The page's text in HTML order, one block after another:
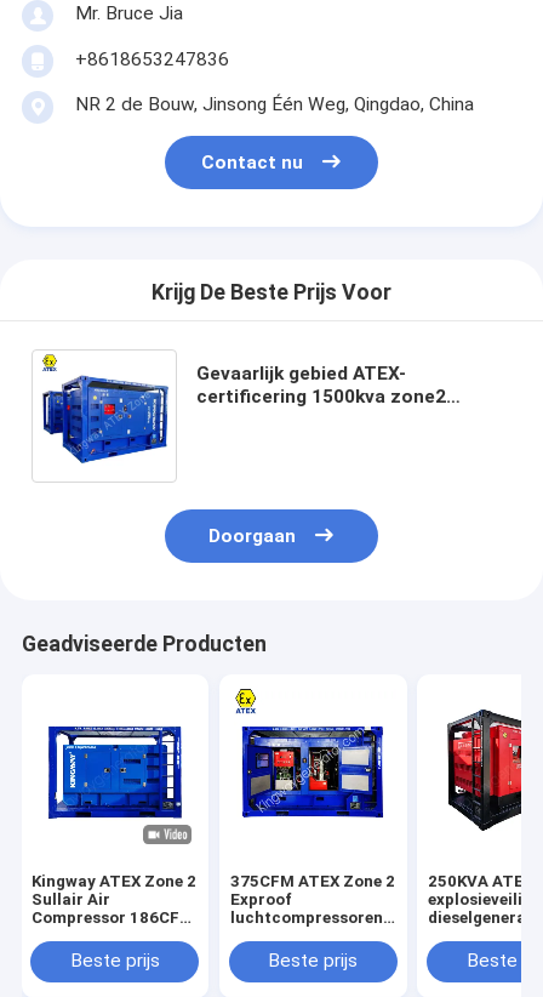
Mr. Bruce Jia
+8618653247836
NR 2 de Bouw, Jinsong Één Weg, Qingdao, China
Contact nu
Krijg De Beste Prijs Voor
Gevaarlijk gebied ATEX-
certificering 1500kva zone2
Doorgaan
Geadviseerde Producten
Kingway ATEX Zone 2
Sullair Air
Compressor 186CFM
olie en gas velden
Beste prijs
375CFM ATEX Zone 2
Exproof
luchtcompressoren
Frame Zone 2
luchtcompressor
Beste prijs
250KVA ATEX
explosieveilige
2/Zone 1Beste